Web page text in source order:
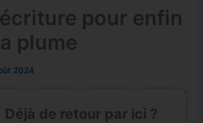
pour enfin
plume
2024
Déjà de retour par ici ?